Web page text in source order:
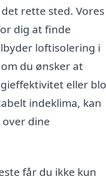
rette sted. Vores
dig at finde
loftisolering i
du ønsker at
eller
indeklima, kan
dine
får du ikke kun